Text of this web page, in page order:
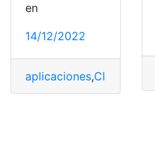
en
14/12/2022
aplicaciones,Claves